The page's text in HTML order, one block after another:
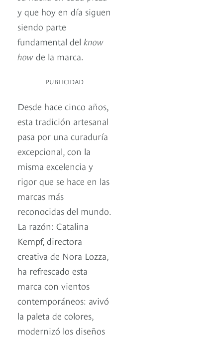
y que hoy en día siguen
siendo parte
fundamental del know
how de la marca.
PUBLICIDAD
Desde hace cinco años,
esta tradición artesanal
pasa por una curaduría
excepcional, con la
misma excelencia y
rigor que se hace en las
marcas más
reconocidas del mundo.
La razón: Catalina
Kempf, directora
creativa de Nora Lozza,
ha refrescado esta
marca con vientos
contemporáneos: avivó
la paleta de colores,
modernizó los diseños